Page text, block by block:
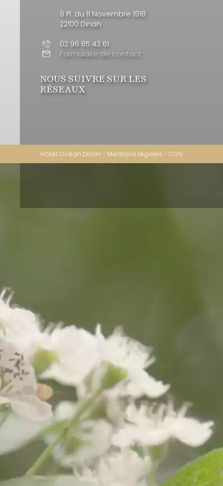
9 Pl. du 11 Novembre 1918
22100 Dinan
02 96 85 43 61
Formulaire de contact
NOUS SUIVRE SUR LES
RÉSEAUX
Hôtel Océan Dinan - Mentions légales - CGV